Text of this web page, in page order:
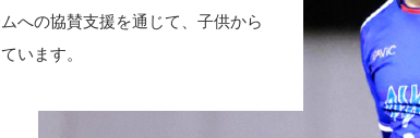
への協賛支援を通じて、子供から
います。